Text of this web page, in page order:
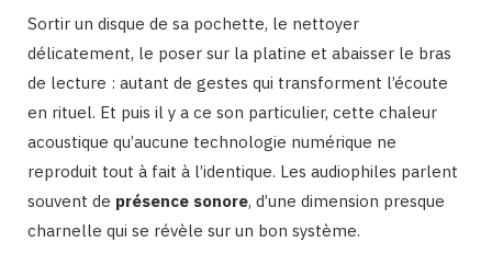
Sortir un disque de sa pochette, le nettoyer
délicatement, le poser sur la platine et abaisser le bras
de lecture : autant de gestes qui transforment l’écoute
en rituel. Et puis il y a ce son particulier, cette chaleur
acoustique qu’aucune technologie numérique ne
reproduit tout à fait à l’identique. Les audiophiles parlent
souvent de présence sonore, d’une dimension presque
charnelle qui se révèle sur un bon système.